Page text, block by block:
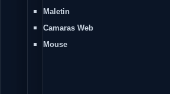
Maletin
Camaras Web
Mouse